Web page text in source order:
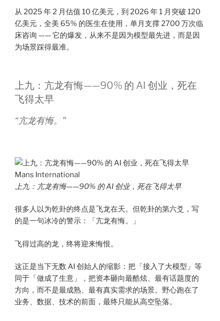
从 2025 年 2 月估值 10 亿美元，到 2026 年 1 月突破 120
亿美元，全美 65% 的医生在使用，单月支撑 2700 万次临
床咨询 —— 它的爆发，从来不是因为模型最先进，而是因
为场景踩得最准。
上九：亢龙有悔——90% 的 AI 创业，死在
飞得太早
“亢龙有悔。”
上九：亢龙有悔——90% 的 AI 创业，死在飞得太早
很多人以为乾卦的终点是飞龙在天。但乾卦的第六爻，写
的是一句冰冷的警示：「亢龙有悔。」
飞得过高的龙，终将迎来悔恨。
这正是当下无数 AI 创始人的缩影：把「接入了大模型」等
同于「做成了生意」，把资本砸向最酷炫、最有话题度的
方向，而不是最成熟、最有真实需求的场景。野心跑在了
业务、数据、技术的前面，最终只能从高空坠落。